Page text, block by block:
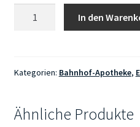
Menge
In den
Kategorien: Bahnhof-Apotheke,
Ähnliche Produkte